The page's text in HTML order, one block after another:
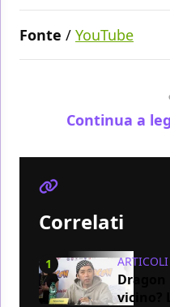
Fonte / YouTube
Continua a
Correlati
1 ARTICOLI
Dragon
vicino?